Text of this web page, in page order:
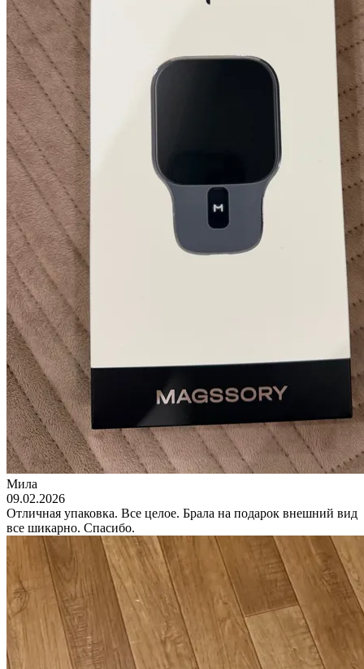
Мила
09.02.2026
Отличная упаковка. Все целое. Брала на подарок внешний вид
все шикарно. Спасибо.